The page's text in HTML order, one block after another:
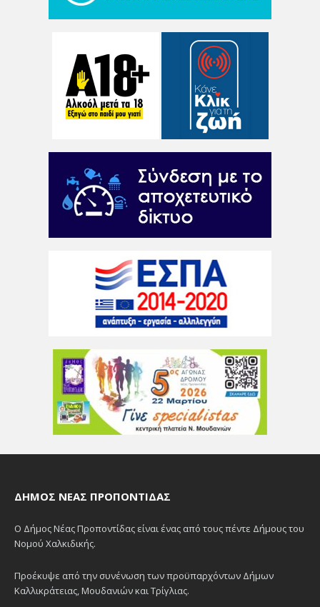
ΔΉΜΟΣ ΝΈΑΣ ΠΡΟΠΟΝΤΊΔΑΣ
Ο Δήμος Νέας Προποντίδας είναι ένας από τους πέντε Δήμους του
Νομού Χαλκιδικής.
Προέκυψε από την συνένωση των προϋπαρχόντων Δήμων
Καλλικράτειας, Μουδανιών και Τρίγλιας.